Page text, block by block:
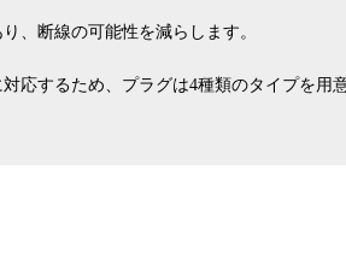
、断線の可能性を減らします。
応するため、プラグは4種類のタイプを用